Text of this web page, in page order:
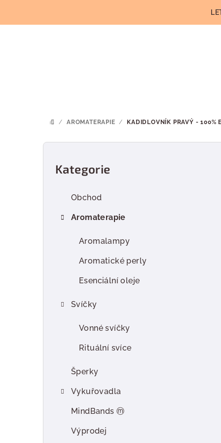
DOMŮ
/ AROMATERAPIE / KADIDLOVNÍK PRAVÝ - 100%
P
Přeskočit
kategorie
Kategorie
Obchod
Aromaterapie
Aromalampy
Aromatické perly
Esenciální oleje
Svíčky
Vonné svíčky
Rituální svíce
Šperky
Vykuřovadla
MindBands ⓜ
Výprodej